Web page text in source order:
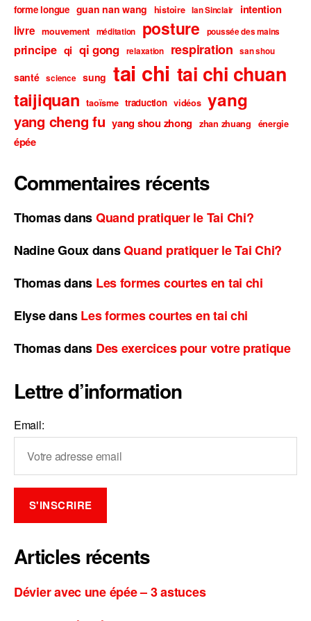
forme longue guan nan wang histoire Ian Sinclair
intention
livre mouvement méditation posture poussée des mains
principe qi qi gong relaxation respiration san shou
santé science sung tai chi tai chi chuan
taijiquan taoïsme traduction vidéos yang
yang cheng fu yang shou zhong zhan zhuang énergie
épée
Commentaires récents
ThomasdansQuand pratiquer le Tai Chi?
Nadine GouxdansQuand pratiquer le Tai Chi?
Thomasdans Les formes courtes en tai chi
ElysedansLes formes courtes en tai chi
Thomasdans Des exercices pour votre pratique
Lettre d’information
Email:
Articles récents
Dévier avec une épée – 3 astuces